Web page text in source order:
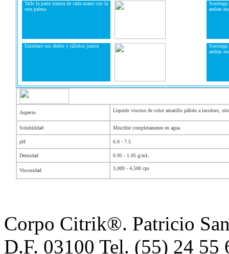
Talle la parte trasera de cada mano con la
otra palma
ambas
Entrelace sus dedos y tállelos juntos
ambas
Aspecto Líquido viscoso de color amarillo pálido a incoloro,
Solubilidad Miscible completamente en agua
pH 6.0 - 7.5
Densidad 0.95 - 1.05 g/mL
Viscosidad 3,000 - 4,500 cps
Corpo Citrik®. Patricio
D.F. 03100 Tel. (55) 24